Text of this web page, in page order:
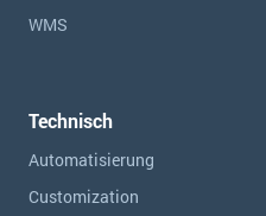
WMS
Technisch
Automatisierung
Customization